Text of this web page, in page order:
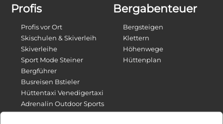
Profis
Profis vor Ort
Skischulen & Skiverleih
Skiverleihe
Sport Mode Steiner
Bergführer
Busreisen Bstieler
Hüttentaxi Venedigertaxi
Adrenalin Outdoor Sports
E-Bikes Verleih
Bergabenteuer
Bergsteigen
Klettern
Höhenwege
Hüttenplan